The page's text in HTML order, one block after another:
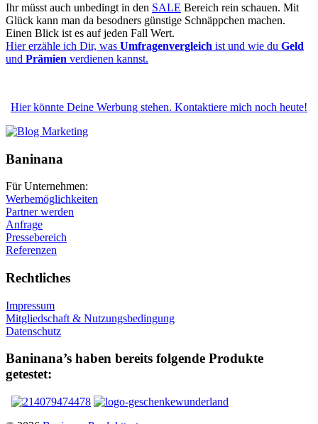
Ihr müsst auch unbedingt in den SALE Bereich rein schauen. Mit
Glück kann man da besodners günstige Schnäppchen machen.
Einen Blick ist es auf jeden Fall Wert.
Hier erzähle ich Dir, was Umfragenvergleich ist und wie du Geld
und Prämien verdienen kannst.
Hier könnte Deine Werbung stehen. Kontaktiere mich noch heute!
Baninana
Für Unternehmen:
Werbemöglichkeiten
Partner werden
Anfrage
Pressebereich
Referenzen
Rechtliches
Impressum
Mitgliedschaft & Nutzungsbedingung
Datenschutz
Baninana’s haben bereits folgende Produkte
getestet: